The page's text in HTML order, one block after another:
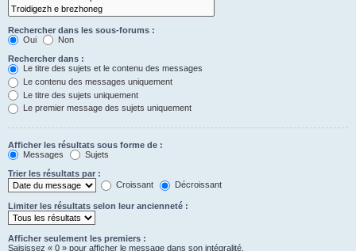
Rechercher dans les sous-forums :
Oui
Non
Rechercher dans :
Le titre des sujets et le contenu des messages
Le contenu des messages uniquement
Le titre des sujets uniquement
Le premier message des sujets uniquement
Afficher les résultats sous forme de :
Messages
Sujets
Trier les résultats par :
Croissant
Décroissant
Limiter les résultats selon leur ancienneté :
Afficher seulement les premiers :
Saisissez « 0 » pour afficher le message dans son intégralité.